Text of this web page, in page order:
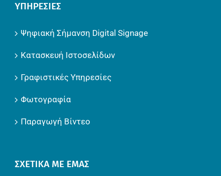
ΥΠΗΡΕΣΊΕΣ
Ψηφιακή Σήμανση Digital Signage
Κατασκευή Ιστοσελίδων
Γραφιστικές Υπηρεσίες
Φωτογραφία
Παραγωγή Βίντεο
ΣΧΕΤΙΚΆ ΜΕ ΕΜΆΣ